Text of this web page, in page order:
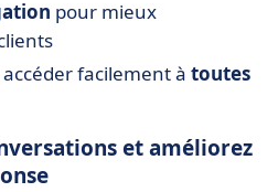
pour mieux
facilement à toutes
et améliorez